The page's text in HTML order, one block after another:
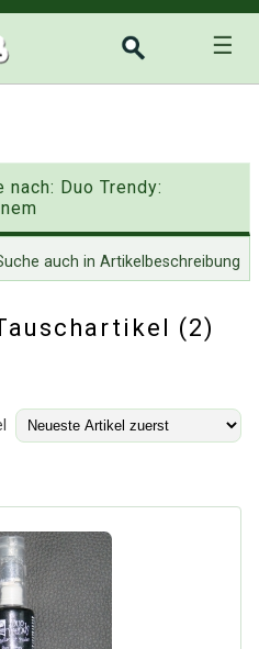
☰
Duo Trendy:
auch in Artikelbeschreibung
(2)